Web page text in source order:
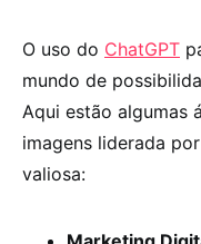
O uso do ChatGPT
mundo de
Aqui estão algumas
imagens liderada
valiosa: